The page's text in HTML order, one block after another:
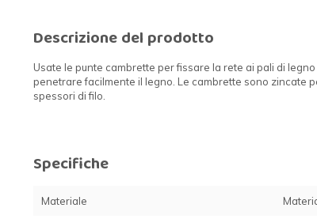
Descrizione del prodotto
Usate le punte cambrette per fissare la rete ai pali di
penetrare facilmente il legno. Le cambrette sono zincate
spessori di filo.
Specifiche
Materiale